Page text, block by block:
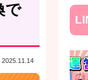
で
2025.11.14